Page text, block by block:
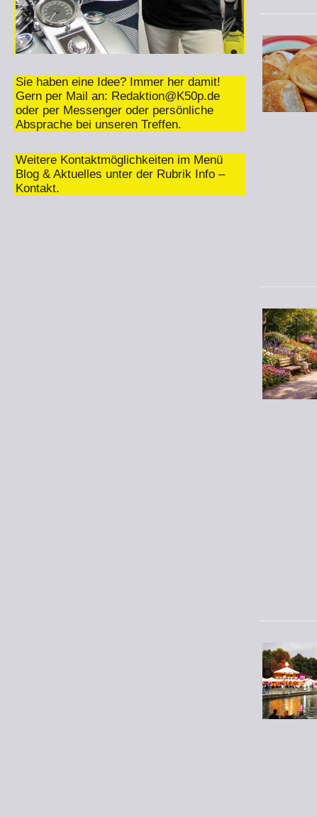
Sie haben eine Idee? Immer her damit!
Gern per Mail an: Redaktion@K50p.de
oder per Messenger oder persönliche
Absprache bei unseren Treffen.
Weitere Kontaktmöglichkeiten im Menü
Blog & Aktuelles unter der Rubrik Info –
Kontakt.